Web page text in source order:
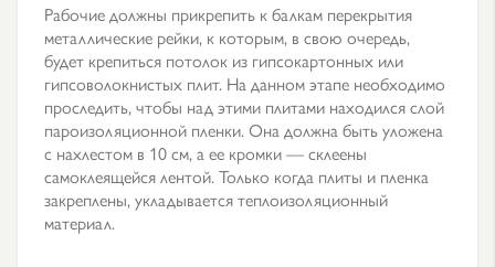
Рабочие должны прикрепить к балкам перекрытия
металлические рейки, к которым, в свою очередь,
будет крепиться потолок из гипсокартонных или
гипсоволокнистых плит. На данном этапе необходимо
проследить, чтобы над этими плитами находился слой
пароизоляционной пленки. Она должна быть уложена
с нахлестом в 10 см, а ее кромки — склеены
самоклеящейся лентой. Только когда плиты и пленка
закреплены, укладывается теплоизоляционный
материал.